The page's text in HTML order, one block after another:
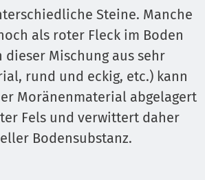
Steine. Manche
als roter Fleck im Boden
Mischung aus sehr
rund und eckig, etc.) kann
Moränenmaterial abgelagert
Fels und verwittert daher
Bodensubstanz.